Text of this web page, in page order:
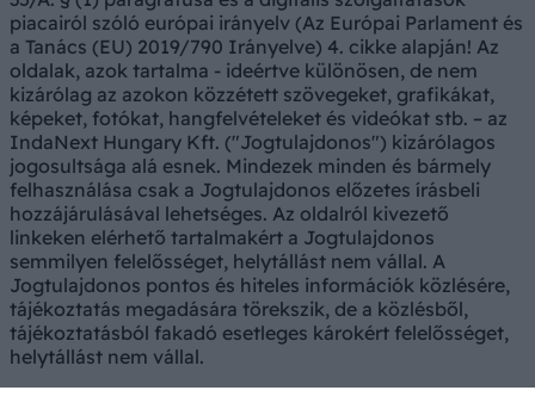
piacairól szóló európai irányelv (Az Európai Parlament és
a Tanács (EU) 2019/790 Irányelve) 4. cikke alapján! Az
oldalak, azok tartalma - ideértve különösen, de nem
kizárólag az azokon közzétett szövegeket, grafikákat,
képeket, fotókat, hangfelvételeket és videókat stb. – az
IndaNext Hungary Kft. ("Jogtulajdonos") kizárólagos
jogosultsága alá esnek. Mindezek minden és bármely
felhasználása csak a Jogtulajdonos előzetes írásbeli
hozzájárulásával lehetséges. Az oldalról kivezető
linkeken elérhető tartalmakért a Jogtulajdonos
semmilyen felelősséget, helytállást nem vállal. A
Jogtulajdonos pontos és hiteles információk közlésére,
tájékoztatás megadására törekszik, de a közlésből,
tájékoztatásból fakadó esetleges károkért felelősséget,
helytállást nem vállal.